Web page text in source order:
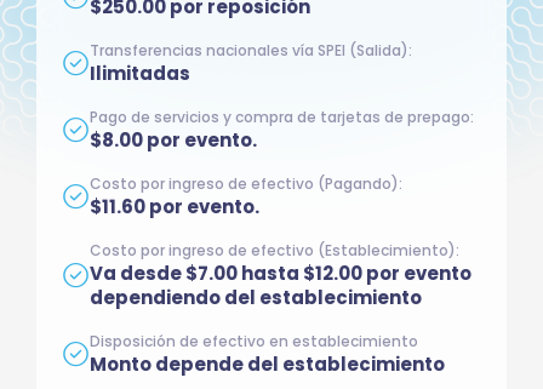
$250.00 por reposición
Transferencias nacionales vía SPEI (Salida):
Ilimitadas
Pago de servicios y compra de tarjetas de prepago:
$8.00 por evento.
Costo por ingreso de efectivo (Pagando):
$11.60 por evento.
Costo por ingreso de efectivo (Establecimiento):
Va desde $7.00 hasta $12.00 por evento
dependiendo del establecimiento
Disposición de efectivo en establecimiento
Monto depende del establecimiento